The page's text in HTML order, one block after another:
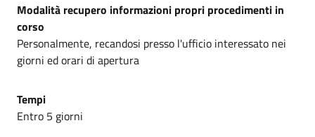
Modalità recupero informazioni propri procedimenti in
corso
Personalmente, recandosi presso l'ufficio interessato nei
giorni ed orari di apertura
Tempi
Entro 5 giorni